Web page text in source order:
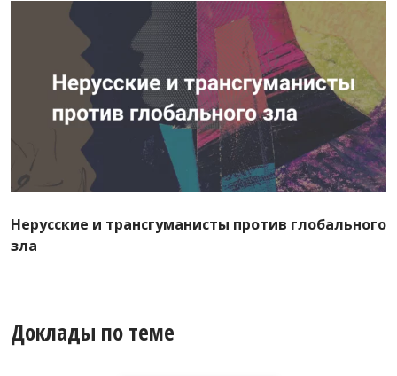
Нерусские и трансгуманисты против глобального
зла
Доклады по теме